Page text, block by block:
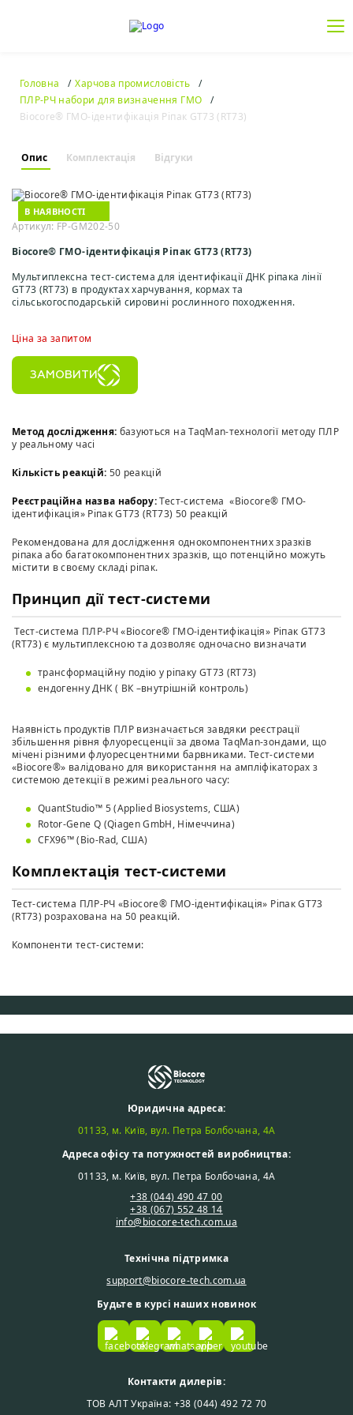
Головна
Харчова промисловість
ПЛР-РЧ набори для визначення ГМО
Biocore® ГМО-ідентифікація Ріпак GT73 (RT73)
Опис Комплектація Відгуки
В НАЯВНОСТІ
Артикул: FP-GM202-50
Biocore® ГМО-ідентифікація Ріпак GT73 (RT73)
Мультиплексна тест-система для ідентифікації ДНК ріпака лінії
GT73 (RT73) в продуктах харчування, кормах та
сільськогосподарській сировині рослинного походження.
Ціна за запитом
ЗАМОВИТИ
Метод дослідження: базуються на TaqMan-технології методу ПЛР
у реальному часі
Кількість реакцій: 50 реакцій
Реєстраційна назва набору:Тест-система «Biocore® ГМО-
ідентифікація» Ріпак GT73 (RT73) 50 реакцій
Рекомендована для дослідження однокомпонентних зразків
ріпака або багатокомпонентних зразків, що потенційно можуть
містити в своєму складі ріпак.
Принцип дії тест-системи
Тест-система ПЛР-РЧ «Biocore® ГМО-ідентифікація» Ріпак GT73
(RT73) є мультиплексною та дозволяє одночасно визначати
трансформаційну подію у ріпаку GT73 (RT73)
ендогенну ДНК ( ВК –внутрішній контроль)
Наявність продуктів ПЛР визначається завдяки реєстрації
збільшення рівня флуоресценції за двома TaqMan-зондами, що
мічені різними флуоресцентними барвниками. Тест-системи
«Biocore®» валідовано для використання на ампліфікаторах з
системою детекції в режимі реального часу:
QuantStudio™ 5 (Applied Biosystems, США)
Rotor-Gene Q (Qiagen GmbH, Німеччина)
CFX96™ (Bio-Rad, США)
Комплектація тест-системи
Тест-система ПЛР-РЧ «Biocore® ГМО-ідентифікація» Ріпак GT73
(RT73) розрахована на 50 реакцій.
Компоненти тест-системи:
Юридична адреса:
01133, м. Київ, вул. Петра Болбочана, 4А
Адреса офісу та потужностей виробництва:
01133, м. Київ, вул. Петра Болбочана, 4А
+38 (044) 490 47 00
+38 (067) 552 48 14
info@biocore-tech.com.ua
Технічна підтримка
support@biocore-tech.com.ua
Будьте в курсі наших новинок
Контакти дилерів:
ТОВ АЛТ Україна: +38 (044) 492 72 70